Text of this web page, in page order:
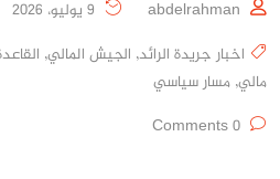
abdelrahman
اخبار جريدة الرائد, الجيش المالي,
مالي, مسار سياسي